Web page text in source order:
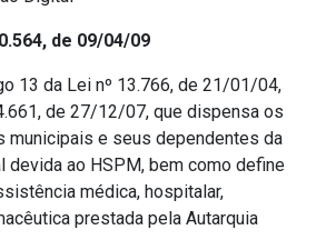
de 09/04/09
13 da Lei nº 13.766, de 21/01/04,
de 27/12/07, que dispensa os
municipais e seus dependentes da
devida ao HSPM, bem como define
médica, hospitalar,
prestada pela Autarquia